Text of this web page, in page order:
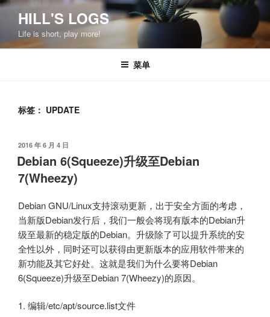
跳
容
HILL'S LOGS
Life is short, play more!
菜单
标签： UPDATE
发
布
于
2016 年 6 月 4 日
Debian 6(Squeeze)升级至Debian
7(Wheezy)
Debian GNU/Linux支持滚动更新，出于安全方面的考虑，
当新版Debian发行后，我们一般会将现有版本的Debian升
级至最新的稳定版的Debian。升级除了可以提升系统的安
全性以外，同时还可以获得由更新版本的应用软件带来的
新功能及其它好处。这就是我们为什么要将Debian
6(Squeeze)升级至Debian 7(Wheezy)的原因。
1. 编辑/etc/apt/source.list文件